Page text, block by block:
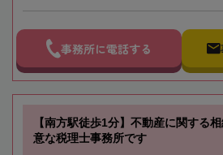
事務所に電話する
【南方駅徒歩1分】不動産に関する
意な税理士事務所です